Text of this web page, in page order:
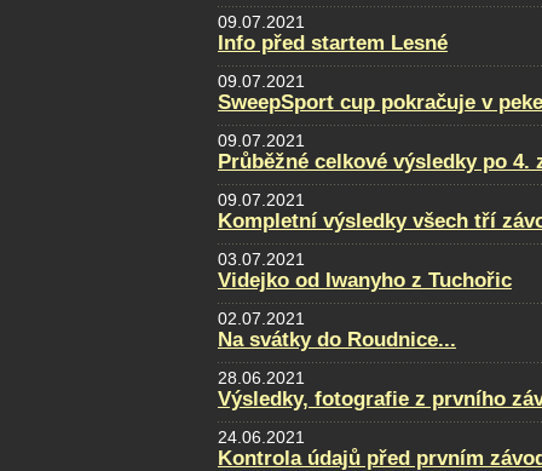
09.07.2021
Info před startem Lesné
09.07.2021
SweepSport cup pokračuje v
09.07.2021
Průběžné celkové výsledky po 4.
09.07.2021
Kompletní výsledky všech tří
03.07.2021
Videjko od Iwanyho z Tuchořic
02.07.2021
Na svátky do Roudnice...
28.06.2021
Výsledky, fotografie z prvního
24.06.2021
Kontrola údajů před prvním